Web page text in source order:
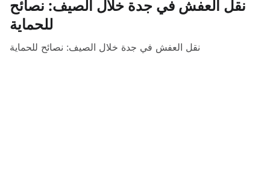
نقل العفش في جدة خلال الصيف: نصائح
للحماية
نقل العفش في جدة خلال الصيف: نصائح للحماية